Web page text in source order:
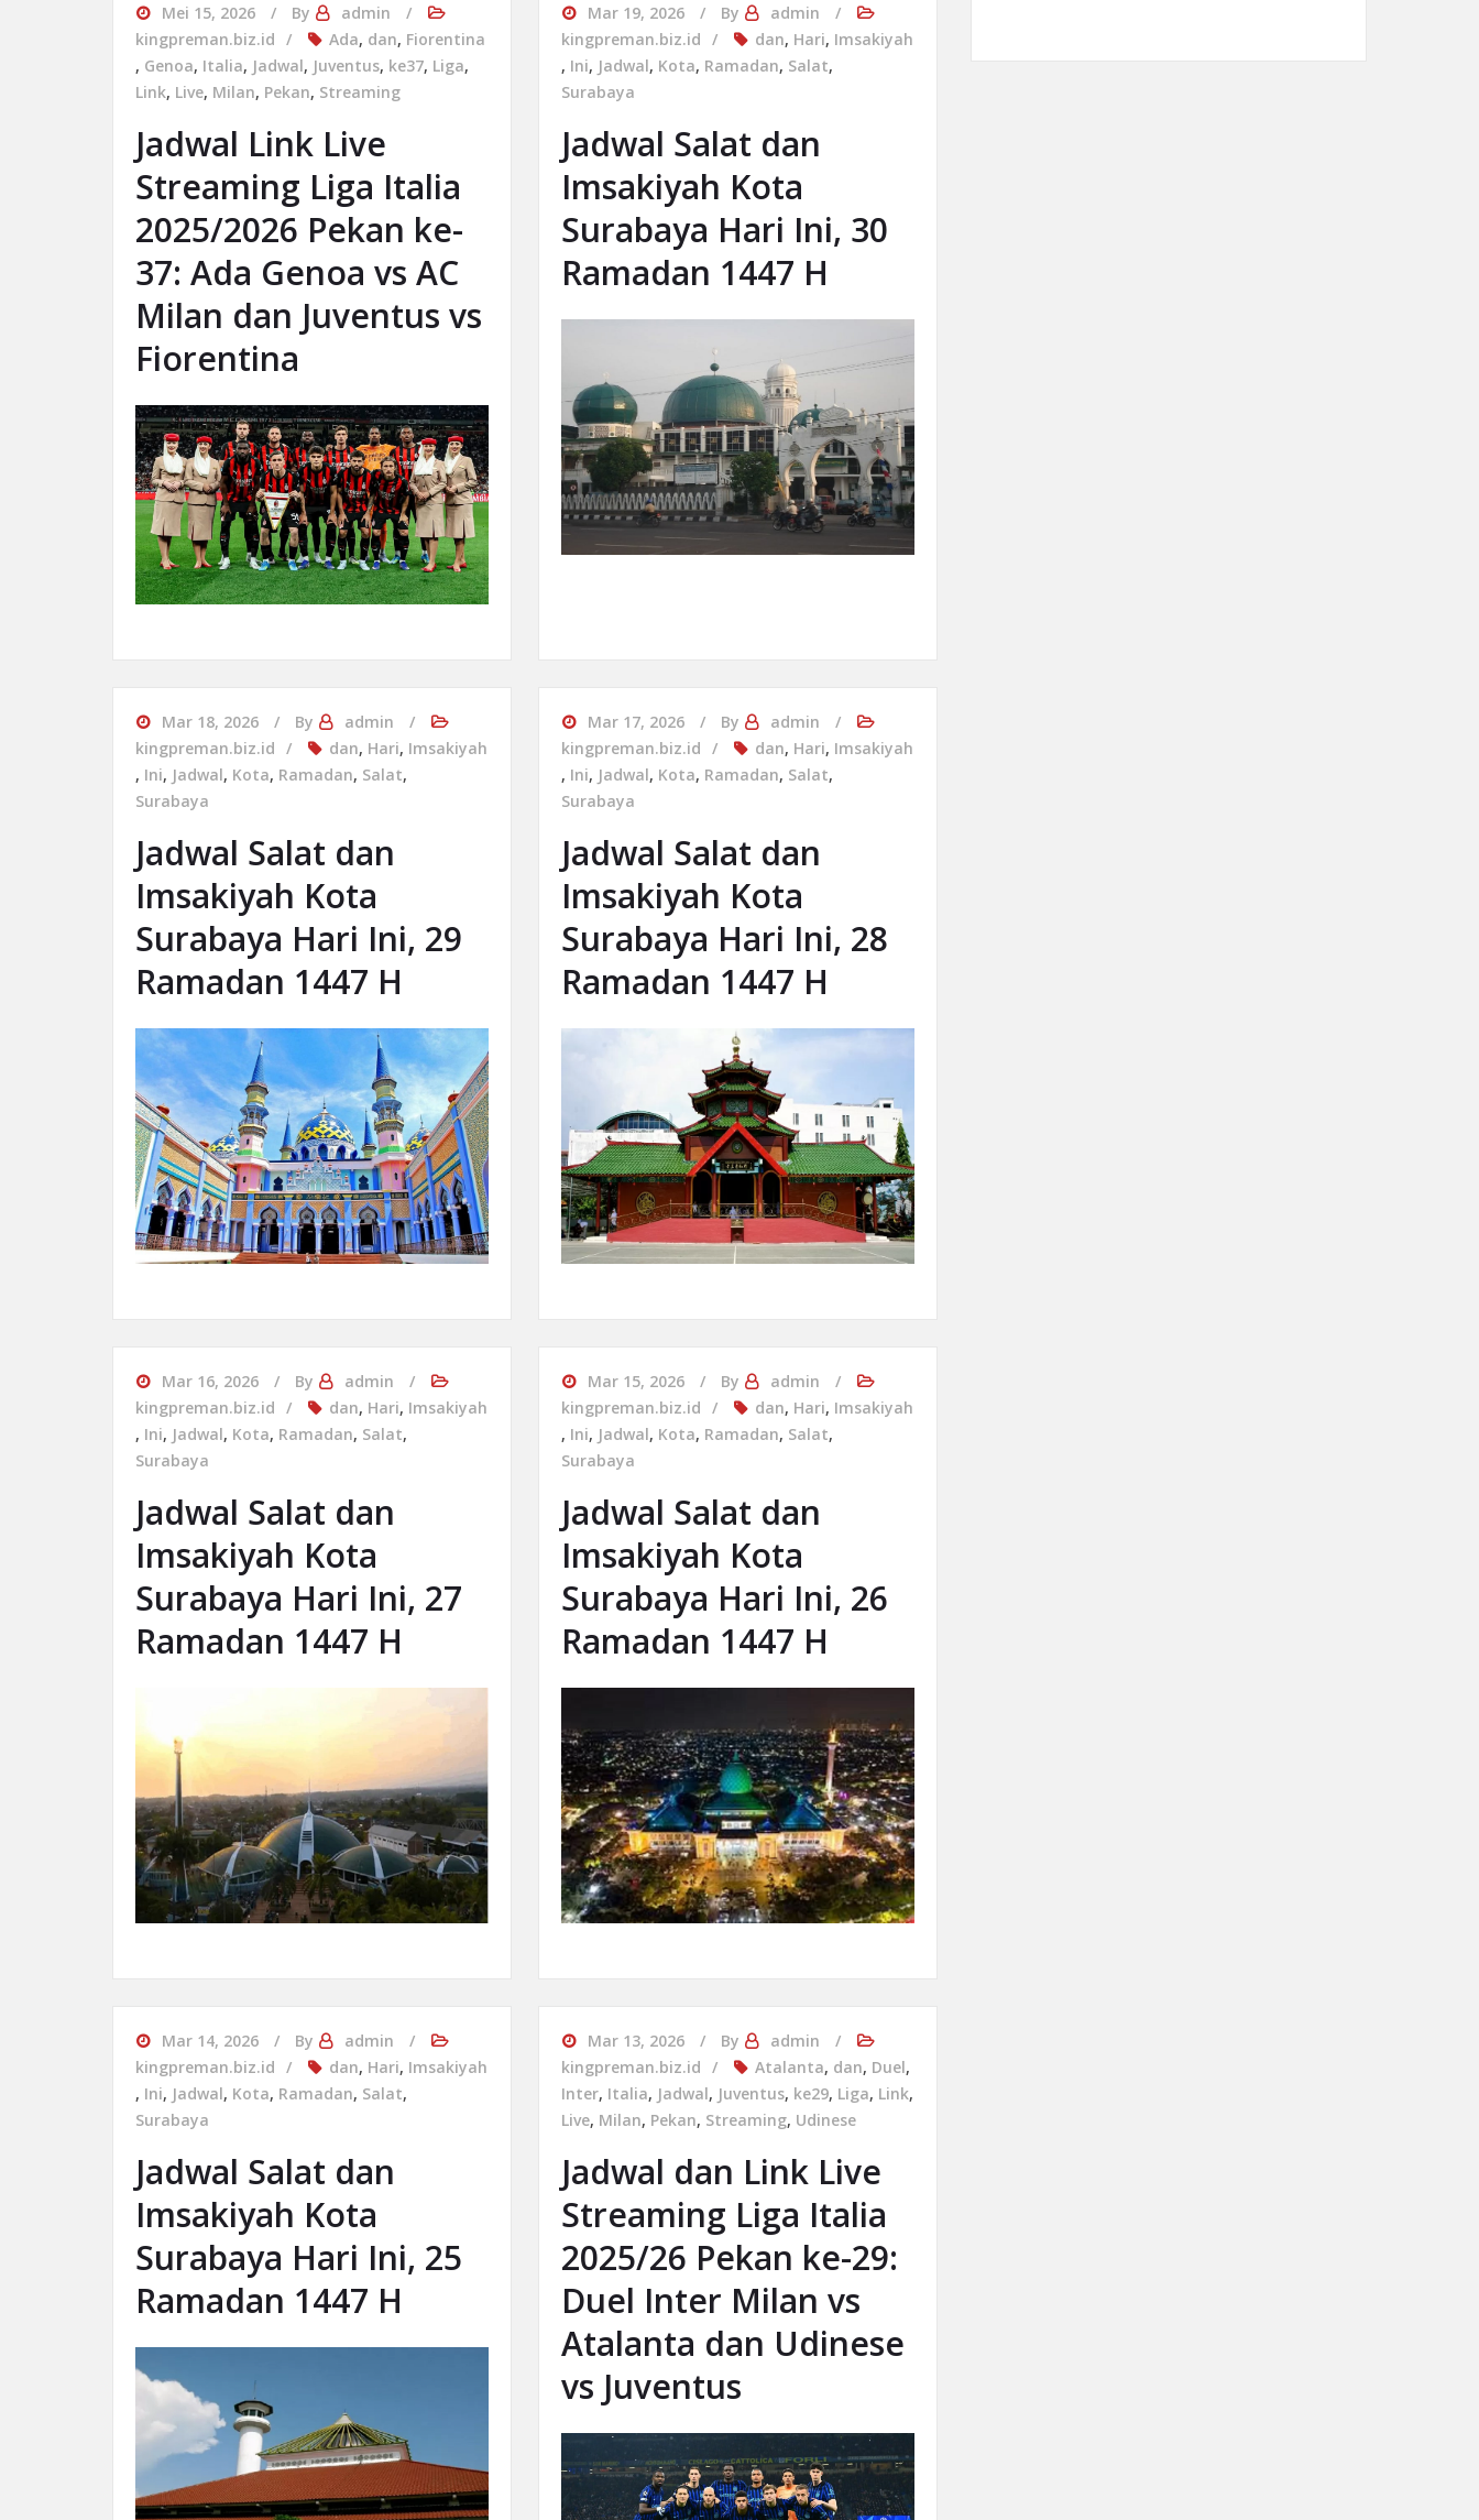
Mei 15, 2026 By
admin
kingpreman.biz.id
Ada, dan, Fiorentina
, Genoa, Italia, Jadwal, Juventus, ke37, Liga,
Link, Live, Milan, Pekan, Streaming
Jadwal Link Live
Streaming Liga Italia
2025/2026 Pekan ke-
37: Ada Genoa vs AC
Milan dan Juventus vs
Fiorentina
Mar 19, 2026 By
admin
kingpreman.biz.id
dan, Hari, Imsakiyah
, Ini, Jadwal, Kota, Ramadan, Salat,
Surabaya
Jadwal Salat dan
Imsakiyah Kota
Surabaya Hari Ini, 30
Ramadan 1447 H
Mar 18, 2026 By
admin
kingpreman.biz.id
dan, Hari, Imsakiyah
, Ini, Jadwal, Kota, Ramadan, Salat,
Surabaya
Jadwal Salat dan
Imsakiyah Kota
Surabaya Hari Ini, 29
Ramadan 1447 H
Mar 17, 2026 By
admin
kingpreman.biz.id
dan, Hari, Imsakiyah
, Ini, Jadwal, Kota, Ramadan, Salat,
Surabaya
Jadwal Salat dan
Imsakiyah Kota
Surabaya Hari Ini, 28
Ramadan 1447 H
Mar 16, 2026 By
admin
kingpreman.biz.id
dan, Hari, Imsakiyah
, Ini, Jadwal, Kota, Ramadan, Salat,
Surabaya
Jadwal Salat dan
Imsakiyah Kota
Surabaya Hari Ini, 27
Ramadan 1447 H
Mar 15, 2026 By
admin
kingpreman.biz.id
dan, Hari, Imsakiyah
, Ini, Jadwal, Kota, Ramadan, Salat,
Surabaya
Jadwal Salat dan
Imsakiyah Kota
Surabaya Hari Ini, 26
Ramadan 1447 H
Mar 14, 2026 By
admin
kingpreman.biz.id
dan, Hari, Imsakiyah
, Ini, Jadwal, Kota, Ramadan, Salat,
Surabaya
Jadwal Salat dan
Imsakiyah Kota
Surabaya Hari Ini, 25
Ramadan 1447 H
Mar 13, 2026 By
admin
kingpreman.biz.id
Atalanta, dan, Duel,
Inter, Italia, Jadwal, Juventus, ke29, Liga, Link,
Live, Milan, Pekan, Streaming, Udinese
Jadwal dan Link Live
Streaming Liga Italia
2025/26 Pekan ke-29:
Duel Inter Milan vs
Atalanta dan Udinese
vs Juventus